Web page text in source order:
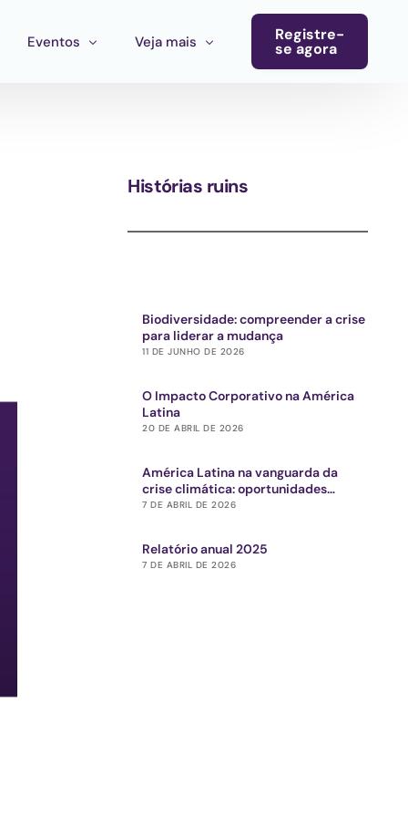
Eventos Veja mais Registre-
se agora
Histórias ruins
Biodiversidade: compreender a crise
para liderar a mudança
11 DE JUNHO DE 2026
O Impacto Corporativo na América
Latina
20 DE ABRIL DE 2026
América Latina na vanguarda da
crise climática: oportunidades
estratégicas para o ecossistema de
7 DE ABRIL DE 2026
Relatório anual 2025
7 DE ABRIL DE 2026